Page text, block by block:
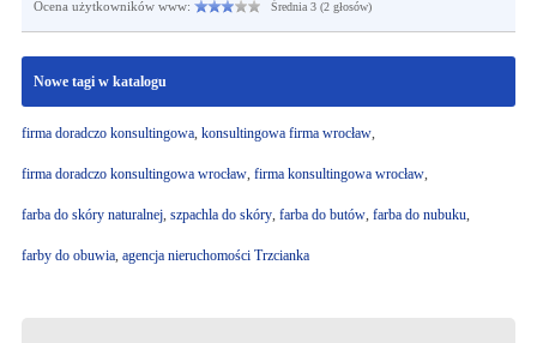
Ocena użytkowników www:
Średnia 3 (2 głosów)
Nowe tagi w katalogu
firma doradczo konsultingowa, konsultingowa firma wrocław,
firma doradczo konsultingowa wrocław, firma konsultingowa wrocław,
farba do skóry naturalnej, szpachla do skóry, farba do butów, farba do nubuku,
farby do obuwia, agencja nieruchomości Trzcianka